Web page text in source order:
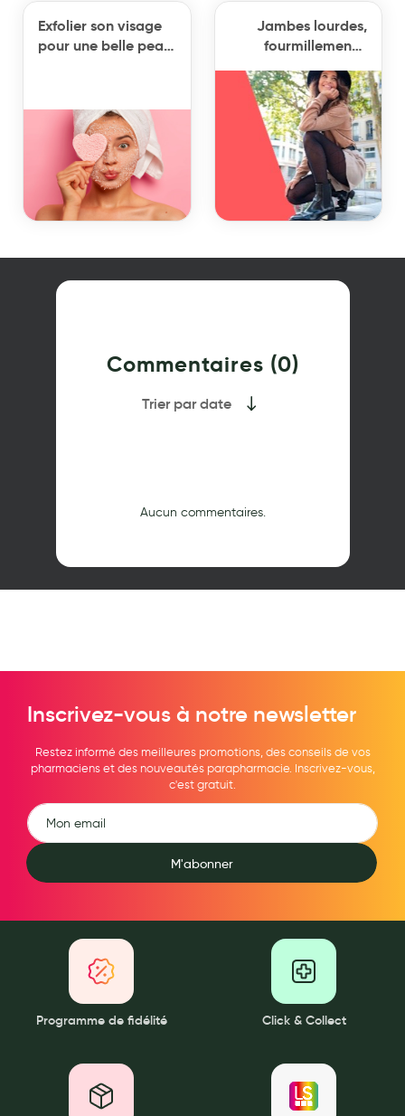
Exfolier son visage
pour une belle peau
Jambes lourdes,
fourmillements,
Commentaires (0)
Trier par date
Aucun commentaires.
Inscrivez-vous à notre newsletter
Restez informé des meilleures promotions, des conseils de vos
pharmaciens et des nouveautés parapharmacie. Inscrivez-vous,
c'est gratuit.
M'abonner
Programme de fidélité Click & Collect